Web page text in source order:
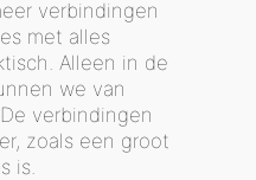
verbindingen
met alles
Alleen in de
we van
verbindingen
zoals een groot
is.